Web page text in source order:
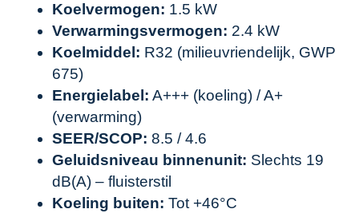
Koelvermogen: 1.5 kW
Verwarmingsvermogen: 2.4 kW
Koelmiddel: R32 (milieuvriendelijk, GWP
675)
Energielabel: A+++ (koeling) / A+
(verwarming)
SEER/SCOP: 8.5 / 4.6
Geluidsniveau binnenunit: Slechts 19
dB(A) – fluisterstil
Koeling buiten: Tot +46°C